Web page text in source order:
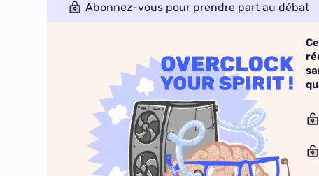
Abonnez-vous pour prendre part au débat